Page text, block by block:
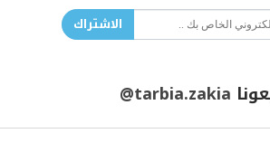
الاشتراك
@tarbia.zakia